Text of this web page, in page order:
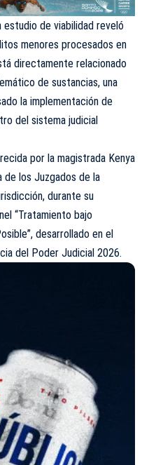
estudio de viabilidad reveló
menores procesados en
directamente relacionado
de sustancias, una
la implementación de
del sistema judicial
por la magistrada Kenya
de los Juzgados de la
durante su
“Tratamiento bajo
desarrollado en el
del Poder Judicial 2026.